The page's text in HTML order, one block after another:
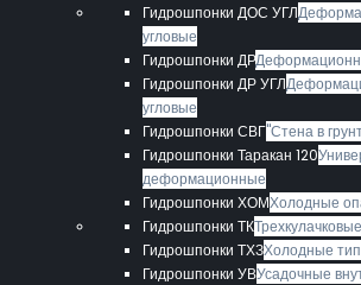
Гидрошпонки ДОС УГЛ
угловые
Гидрошпонки ДР
Гидрошпонки ДР УГЛ
угловые
Гидрошпонки СВГ"Стена в
Гидрошпонки Таракан 120
деформационные
Гидрошпонки ХОМХолодные
Гидрошпонки ТКТрехкулачковые
Гидрошпонки ТХЗХолодные
Гидрошпонки УВУсадочные